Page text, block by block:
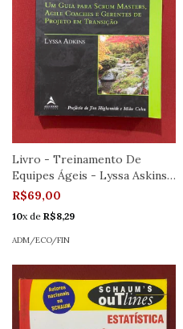
Livro - Treinamento De
Equipes Ágeis - Lyssa Askins -
Editora Alta Books
R$69,00
10x de R$8,29
ADM/ECO/FIN